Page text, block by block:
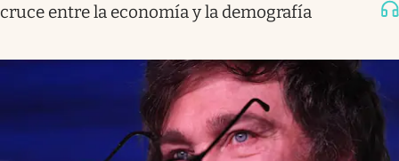
cruce entre la economía y la demografía